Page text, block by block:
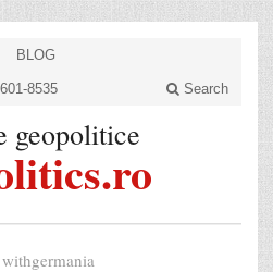
BLOG
8535 Search
geopolitice
withgermania